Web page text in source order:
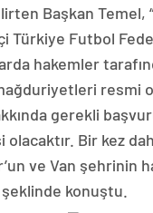
Başkan Temel,
Türkiye Futbol
hakemler
resmi
gerekli
Bir kez
ve Van şehrinin
konuştu.